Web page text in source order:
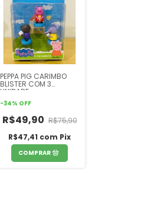
PEPPA PIG CARIMBO
BLISTER COM 3
UNIDADE
-34% OFF
R$49,90 R$75,90
R$47,41 com Pix